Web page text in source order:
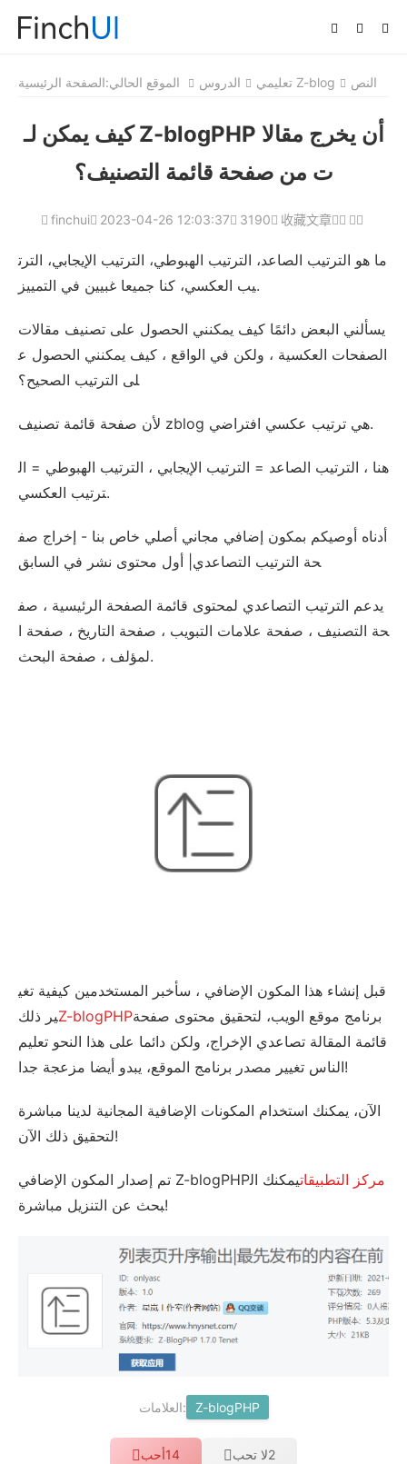
الموقع الحالي:الصفحة الرئيسية الدروس تعليمي Z-blog النص
كيف يمكن لـ Z-blogPHP أن يخرج مقالا
ت من صفحة قائمة التصنيف؟
finchui 2023-04-26 12:03:37 3190 收藏文章
ما هو الترتيب الصاعد، الترتيب الهبوطي، الترتيب الإيجابي، الترت
يب العكسي، كنا جميعا غبيين في التمييز.
يسألني البعض دائمًا كيف يمكنني الحصول على تصنيف مقالات
الصفحات العكسية ، ولكن في الواقع ، كيف يمكنني الحصول ع
لى الترتيب الصحيح؟
لأن صفحة قائمة تصنيف zblog هي ترتيب عكسي افتراضي.
هنا ، الترتيب الصاعد = الترتيب الإيجابي ، الترتيب الهبوطي = ال
ترتيب العكسي.
أدناه أوصيكم بمكون إضافي مجاني أصلي خاص بنا - إخراج صف
حة الترتيب التصاعدي| أول محتوى نشر في السابق
يدعم الترتيب التصاعدي لمحتوى قائمة الصفحة الرئيسية ، صف
حة التصنيف ، صفحة علامات التبويب ، صفحة التاريخ ، صفحة ا
لمؤلف ، صفحة البحث.
قبل إنشاء هذا المكون الإضافي ، سأخبر المستخدمين كيفية تغي
ير ذلكZ-blogPHPبرنامج موقع الويب، لتحقيق محتوى صفحة
قائمة المقالة تصاعدي الإخراج، ولكن دائما على هذا النحو تعليم
الناس تغيير مصدر برنامج الموقع، يبدو أيضا مزعجة جدا!
الآن، يمكنك استخدام المكونات الإضافية المجانية لدينا مباشرة
لتحقيق ذلك الآن!
تم إصدار المكون الإضافي Z-blogPHP مركز التطبيقاتيمكنك ال
بحث عن التنزيل مباشرة!
العلامات: Z-blogPHP
أحب14 لا تحب2